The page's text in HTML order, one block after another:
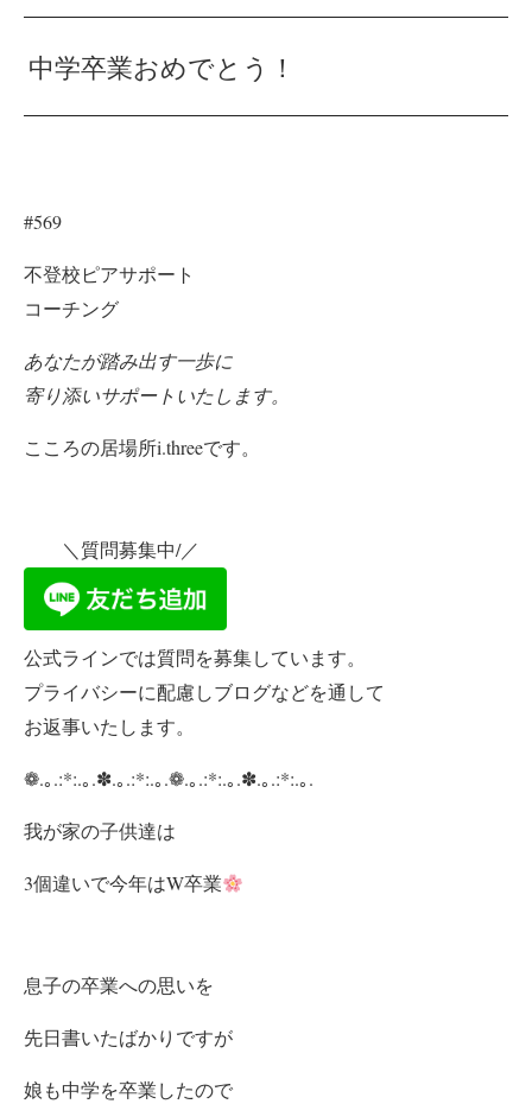
中学卒業おめでとう！
#569
不登校ピアサポート
コーチング
あなたが踏み出す一歩に
寄り添いサポートいたします。
こころの居場所i.threeです。
＼質問募集中/／
公式ラインでは質問を募集しています。
プライバシーに配慮しブログなどを通して
お返事いたします。
❁.｡.:*:.｡.✽.｡.:*:.｡.❁.｡.:*:.｡.✽.｡.:*:.｡.
我が家の子供達は
3個違いで今年はW卒業
息子の卒業への思いを
先日書いたばかりですが
娘も中学を卒業したので